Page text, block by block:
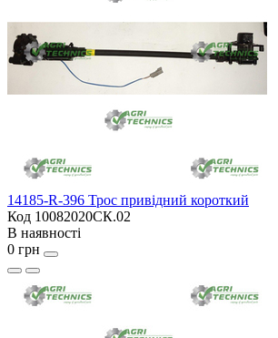
14185-R-396 Трос привідний короткий
Код 10082020СК.02
В наявності
0 грн